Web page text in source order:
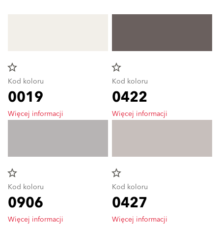
star_border
Kod koloru
0019
Więcej informacji
star_border
Kod koloru
0906
Więcej informacji
star_border
Kod koloru
0422
Więcej informacji
star_border
Kod koloru
0427
Więcej informacji